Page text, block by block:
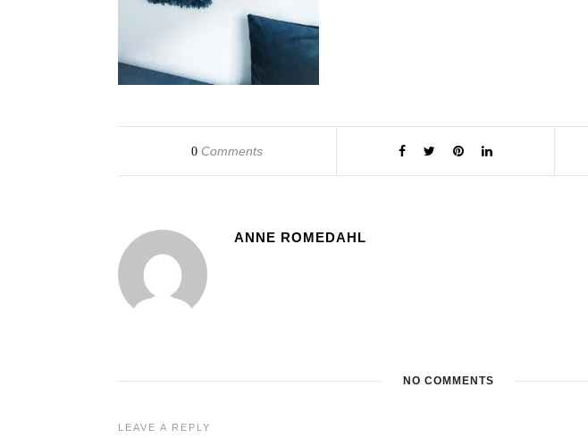
0 Comments
ANNE ROMEDAHL
NO COMMENTS
LEAVE A REPLY